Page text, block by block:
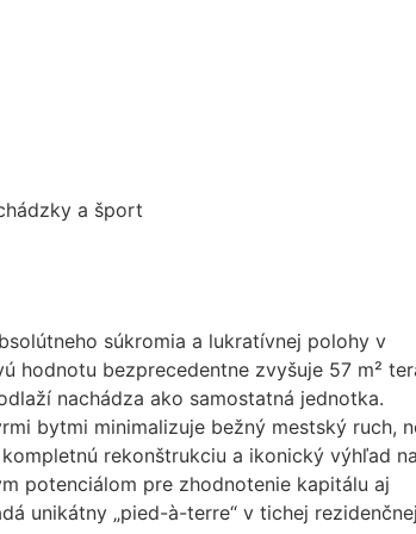
a šport
súkromia a lukratívnej polohy v
hodnotu bezprecedentne zvyšuje 57 m²
nachádza ako samostatná jednotka.
bytmi minimalizuje bežný mestský ruch,
rekonštrukciu a ikonický výhľad na
potenciálom pre zhodnotenie kapitálu aj
unikátny „pied-à-terre“ v tichej rezidenčnej